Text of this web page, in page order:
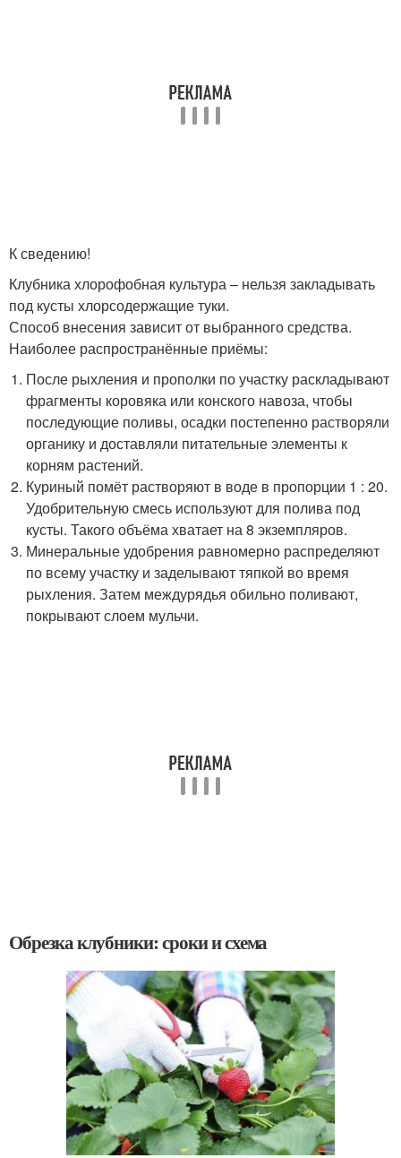
К сведению!
Клубника хлорофобная культура – нельзя закладывать
под кусты хлорсодержащие туки.
Способ внесения зависит от выбранного средства.
Наиболее распространённые приёмы:
После рыхления и прополки по участку раскладывают
фрагменты коровяка или конского навоза, чтобы
последующие поливы, осадки постепенно растворяли
органику и доставляли питательные элементы к
корням растений.
Куриный помёт растворяют в воде в пропорции 1 : 20.
Удобрительную смесь используют для полива под
кусты. Такого объёма хватает на 8 экземпляров.
Минеральные удобрения равномерно распределяют
по всему участку и заделывают тяпкой во время
рыхления. Затем междурядья обильно поливают,
покрывают слоем мульчи.
Обрезка клубники: сроки и схема